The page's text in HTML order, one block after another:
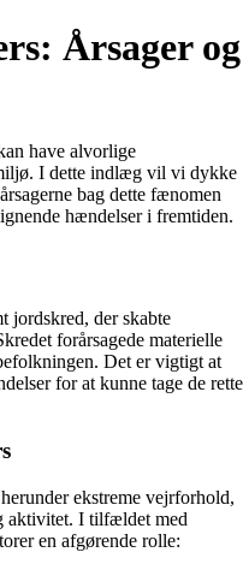
Årsager og
have alvorlige
I dette indlæg vil vi dykke
bag dette fænomen
hændelser i fremtiden.
jordskred, der skabte
forårsagede materielle
Det er vigtigt at
for at kunne tage de rette
ekstreme vejrforhold,
aktivitet. I tilfældet med
en afgørende rolle: